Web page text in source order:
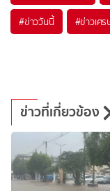
#ข่าววันนี้ #ข่าวเศ
ข่าวที่เกี่ยวข้อง